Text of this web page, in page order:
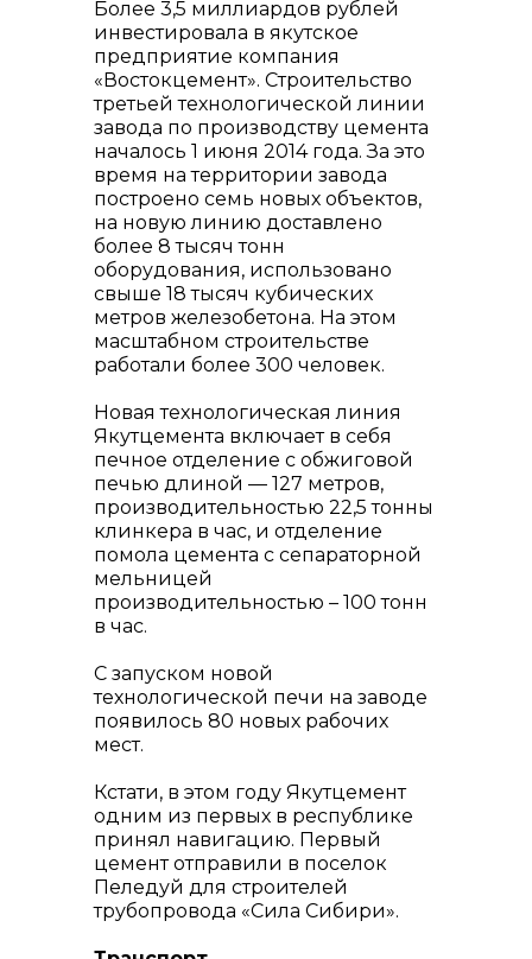
info@vostokcement.ru
Более 3,5 миллиардов рублей
инвестировала в якутское
предприятие компания
«Востокцемент». Строительство
третьей технологической линии
завода по производству цемента
началось 1 июня 2014 года. За это
время на территории завода
построено семь новых объектов,
на новую линию доставлено
более 8 тысяч тонн
оборудования, использовано
свыше 18 тысяч кубических
метров железобетона. На этом
масштабном строительстве
работали более 300 человек.
Новая технологическая линия
Якутцемента включает в себя
печное отделение с обжиговой
печью длиной — 127 метров,
производительностью 22,5 тонны
клинкера в час, и отделение
помола цемента с сепараторной
мельницей
производительностью – 100 тонн
в час.
С запуском новой
технологической печи на заводе
появилось 80 новых рабочих
мест.
Кстати, в этом году Якутцемент
одним из первых в республике
принял навигацию. Первый
цемент отправили в поселок
Пеледуй для строителей
трубопровода «Сила Сибири».